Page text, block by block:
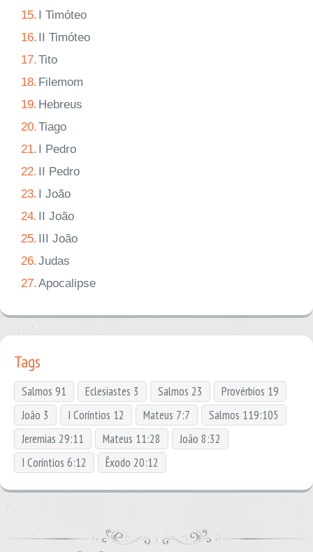
15. I Timóteo
16. II Timóteo
17.Tito
18. Filemom
19. Hebreus
20.Tiago
21. I Pedro
22. II Pedro
23. I João
24. II João
25. III João
26.Judas
27.Apocalipse
Tags
Salmos 91 Eclesiastes 3 Salmos 23
Provérbios 19
João 3
I Coríntios 12 Mateus 7:7
Salmos 119:105
Jeremias 29:11
Mateus 11:28
João 8:32
I Coríntios 6:12
Êxodo 20:12